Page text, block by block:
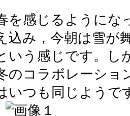
を感じるようにな
込み，今朝は雪が
いう感じです。し
のコラボレーショ
いつも同じようで